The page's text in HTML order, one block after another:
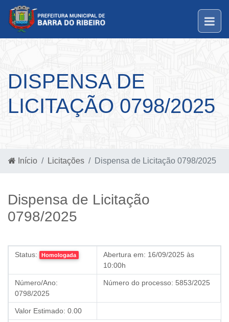
DISPENSA DE
LICITAÇÃO 0798/2025
Início Licitações Dispensa de Licitação 0798/2025
Dispensa de Licitação
0798/2025
Status: Homologada Abertura em: 16/09/2025 às
10:00h
Número/Ano:
0798/2025
Número do processo: 5853/2025
Valor Estimado: 0.00